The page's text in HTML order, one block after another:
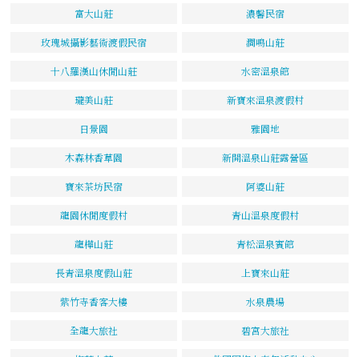
富大山莊 濃馨民宿
玫瑰城攝影藝術渡假民宿 澗鳴山莊
十八羅漢山休閒山莊 水密溫泉館
瓏美山莊 新寶來溫泉渡假村
日景園 雅園地
木森林香草園 新開溫泉山莊露營區
寶來茶坊民宿 阿婆山莊
龍園休閒度假村 青山溫泉度假村
龍樺山莊 青松溫泉賓館
長青溫泉度假山莊 上寶來山莊
紫竹寺香客大樓 水泉農場
全龍大旅社 碧宮大旅社